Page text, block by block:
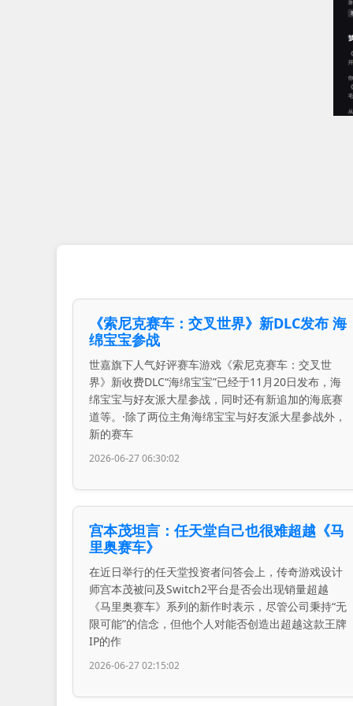
《索尼克赛车：交叉世界》新DLC发布 海
绵宝宝参战
世嘉旗下人气好评赛车游戏《索尼克赛车：交叉世
界》新收费DLC“海绵宝宝”已经于11月20日发布，海
绵宝宝与好友派大星参战，同时还有新追加的海底赛
道等。·除了两位主角海绵宝宝与好友派大星参战外，
新的赛车
2026-06-27 06:30:02
宫本茂坦言：任天堂自己也很难超越《马
里奥赛车》
在近日举行的任天堂投资者问答会上，传奇游戏设计
师宫本茂被问及Switch2平台是否会出现销量超越
《马里奥赛车》系列的新作时表示，尽管公司秉持“无
限可能”的信念，但他个人对能否创造出超越这款王牌
IP的作
2026-06-27 02:15:02